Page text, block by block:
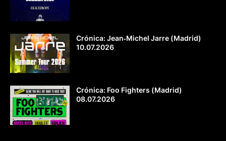
Crónica: Jean‐Michel Jarre (Madrid)
10.07.2026
Crónica: Foo Fighters (Madrid)
08.07.2026